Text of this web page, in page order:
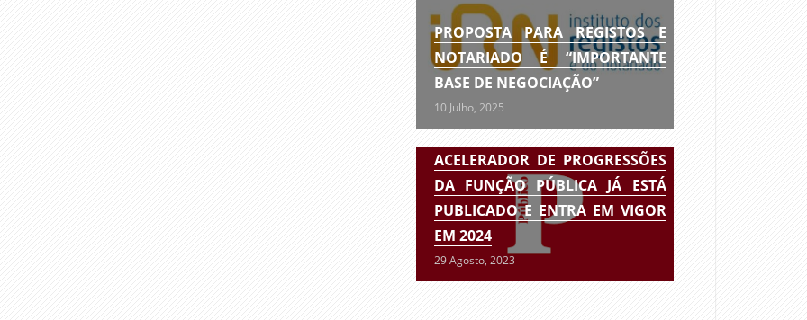
PROPOSTA PARA REGISTOS E
NOTARIADO É “IMPORTANTE
BASE DE NEGOCIAÇÃO”
10 Julho, 2025
ACELERADOR DE PROGRESSÕES
DA FUNÇÃO PÚBLICA JÁ ESTÁ
PUBLICADO E ENTRA EM VIGOR
EM 2024
29 Agosto, 2023